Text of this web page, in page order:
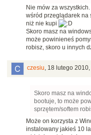
Nie mów za
wśród przeglądarek na
niż nie kupi
Skoro masz na
może powinieneś
robisz, skoro u innych
czesiu, 18 lutego 2010,
Skoro masz na
bootuje, to może
sprzętem/softem
Może on korzysta z
instalowany jakieś 10